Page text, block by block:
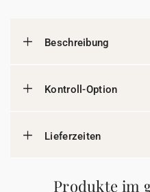
Beschreibung
Kontroll-Option
Lieferzeiten
Produkte im